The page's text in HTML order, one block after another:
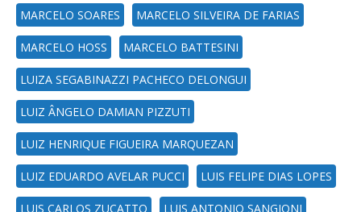
MARCELO SOARES MARCELO SILVEIRA DE FARIAS
MARCELO HOSS MARCELO BATTESINI
LUIZA SEGABINAZZI PACHECO DELONGUI
LUIZ ÂNGELO DAMIAN PIZZUTI
LUIZ HENRIQUE FIGUEIRA MARQUEZAN
LUIZ EDUARDO AVELAR PUCCI LUIS FELIPE DIAS LOPES
LUIS CARLOS ZUCATTO LUIS ANTONIO SANGIONI